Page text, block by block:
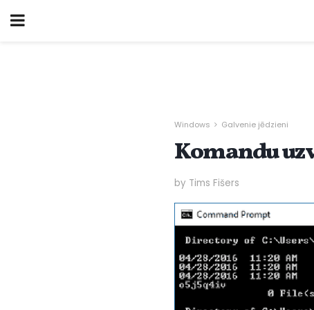
Windows Galvenie jēdzieni
Komandu
by Tims Fišers